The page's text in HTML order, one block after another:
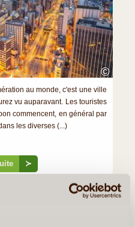
©
au monde, c'est une ville
vu auparavant. Les touristes
commencent, en général par
les diverses (...)
≻
Nikko, un écrin de verdure aux portes de Tokyo